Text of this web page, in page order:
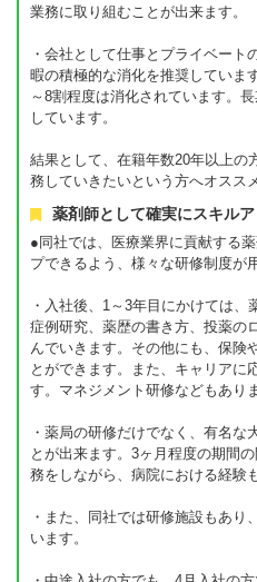
業務に取り組むことが出来ます。
・会社として仕事とプライベー
暇の積極的な消化を推奨していま
～8割程度は消化されています。
しています。
結果として、在籍年数20年以上の
務していきたいという方へオスス
薬剤師として確実にスキル
●同社では、医療業界に貢献する
プできるよう、様々な研修制度が
・入社後、1～3年目にかけては、
症例研究、薬歴の書き方、投薬の
んでいきます。その他にも、保険
とができます。また、キャリアに
す。マネジメント研修などもありま
・薬局の研修だけでなく、有名な
とが出来ます。3ヶ月程度の期間
務をしながら、病院における経験
・また、同社では研修施設もあり
います。